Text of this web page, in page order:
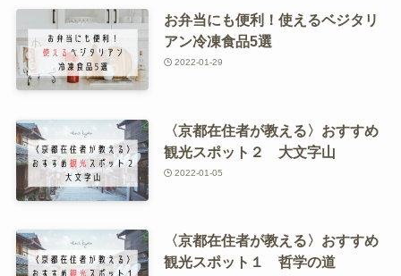
お弁当にも便利！使えるベジタリ
アン冷凍食品5選
2022-01-29
〈京都在住者が教える〉おすすめ
観光スポット２ 大文字山
2022-01-05
〈京都在住者が教える〉おすすめ
観光スポット１ 哲学の道